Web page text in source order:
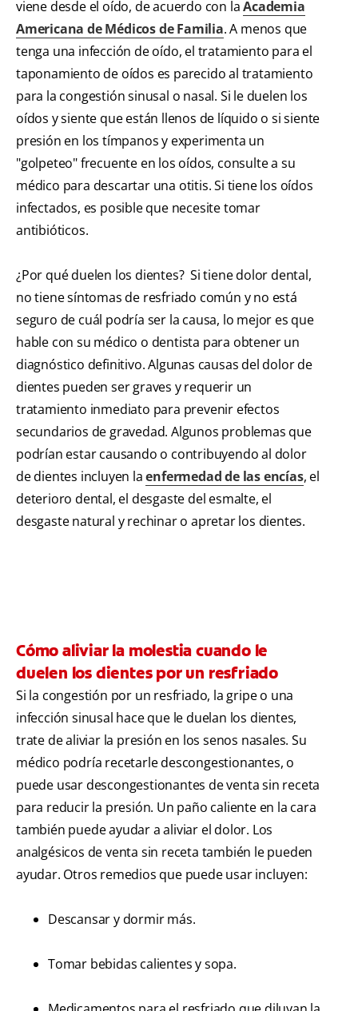
viene desde el oído, de acuerdo con laAcademia
Americana de Médicos de Familia. A menos que
tenga una infección de oído, el tratamiento para el
taponamiento de oídos es parecido al tratamiento
para la congestión sinusal o nasal. Si le duelen los
oídos y siente que están llenos de líquido o si siente
presión en los tímpanos y experimenta un
"golpeteo" frecuente en los oídos, consulte a su
médico para descartar una otitis. Si tiene los oídos
infectados, es posible que necesite tomar
antibióticos.
¿Por qué duelen los dientes? Si tiene dolor dental,
no tiene síntomas de resfriado común y no está
seguro de cuál podría ser la causa, lo mejor es que
hable con su médico o dentista para obtener un
diagnóstico definitivo. Algunas causas del dolor de
dientes pueden ser graves y requerir un
tratamiento inmediato para prevenir efectos
secundarios de gravedad. Algunos problemas que
podrían estar causando o contribuyendo al dolor
de dientes incluyen laenfermedad de las encías, el
deterioro dental, el desgaste del esmalte, el
desgaste natural y rechinar o apretar los dientes.
Cómo aliviar la molestia cuando le
duelen los dientes por un resfriado
Si la congestión por un resfriado, la gripe o una
infección sinusal hace que le duelan los dientes,
trate de aliviar la presión en los senos nasales. Su
médico podría recetarle descongestionantes, o
puede usar descongestionantes de venta sin receta
para reducir la presión. Un paño caliente en la cara
también puede ayudar a aliviar el dolor. Los
analgésicos de venta sin receta también le pueden
ayudar. Otros remedios que puede usar incluyen:
Descansar y dormir más.
Tomar bebidas calientes y sopa.